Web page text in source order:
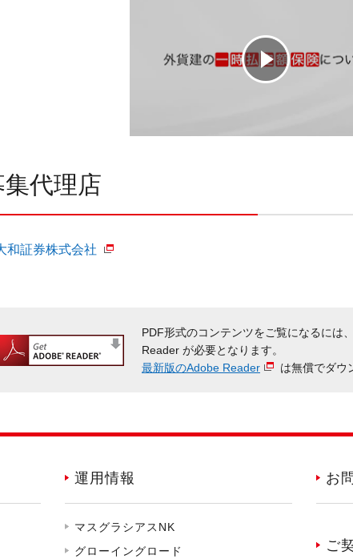
集代理店
和証券株式会社
PDF形式のコンテンツをご覧になるには
Reader が必要となります。
最新版のAdobe Reader
は無償でダウ
運用情報
マスグラシアスNK
グローイングロード
お
ご